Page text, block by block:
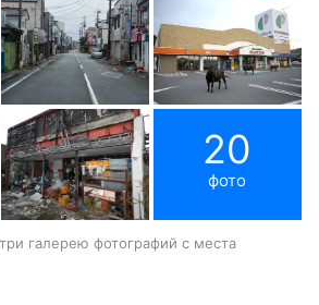
20
фото
галерею фотографий с места